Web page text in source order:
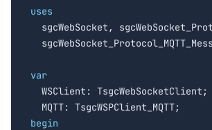
uses
sgcWebSocket,
var
WSClient: TsgcWebSocketClient;
begin